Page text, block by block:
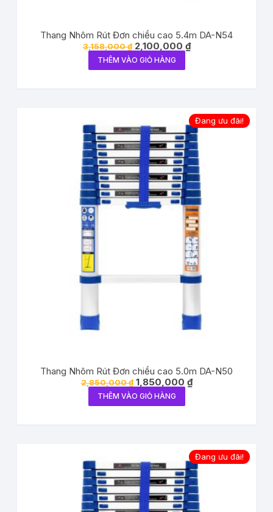
Thang Nhôm Rút Đơn chiều cao 5.4m DA-N54
3,158,000₫ 2,100,000 ₫
THÊM VÀO GIỎ HÀNG
Đang ưu đãi!
Thang Nhôm Rút Đơn chiều cao 5.0m DA-N50
2,850,000₫ 1,850,000 ₫
THÊM VÀO GIỎ HÀNG
Đang ưu đãi!